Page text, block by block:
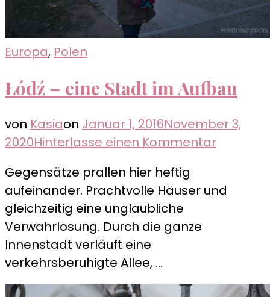
Europa, Polen
Łódź – eine Stadt im Aufbau
von Kasiaon Januar 1, 2016November 3,
2020Hinterlasse einen Kommentarzu
eine
Gegensätze prallen hier heftig
aufeinander. Prachtvolle Häuser und
gleichzeitig eine unglaubliche
Verwahrlosung. Durch die ganze
Innenstadt verläuft eine
verkehrsberuhigte Allee, …